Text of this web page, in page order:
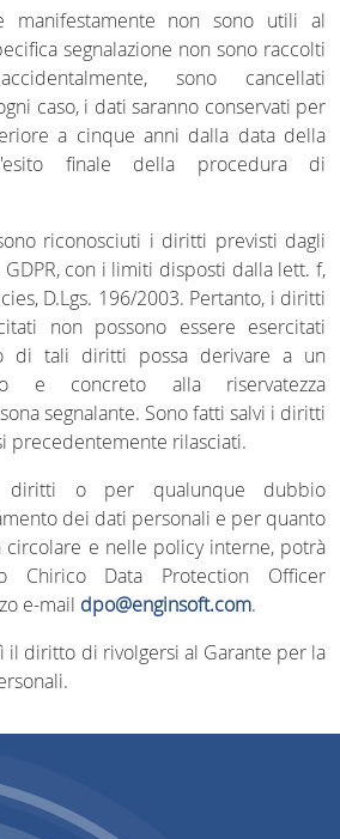
manifestamente non sono utili al
segnalazione non sono raccolti
sono cancellati
caso, i dati saranno conservati per
a cinque anni dalla data della
finale della procedura di
riconosciuti i diritti previsti dagli
con i limiti disposti dalla lett. f,
D.Lgs. 196/2003. Pertanto, i diritti
non possono essere esercitati
di tali diritti possa derivare a un
e concreto alla riservatezza
segnalante. Sono fatti salvi i diritti
precedentemente rilasciati.
diritti o per qualunque dubbio
dei dati personali e per quanto
e nelle policy interne, potrà
Chirico Data Protection Officer
e-mail dpo@enginsoft.com.
il diritto di rivolgersi al Garante per la